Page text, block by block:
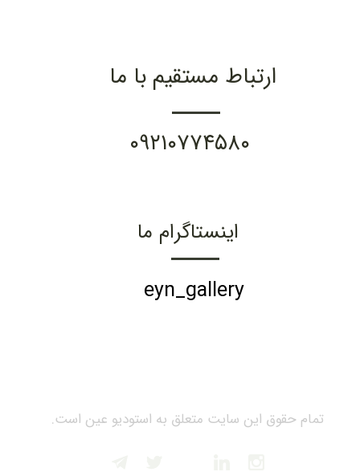
تمام حقوق این سایت متعلق به استودیو عین است.
ارتباط مستقیم با ما
۰۹۲۱۰۷۷۴۵۸۰
اینستاگرام ما
eyn_gallery